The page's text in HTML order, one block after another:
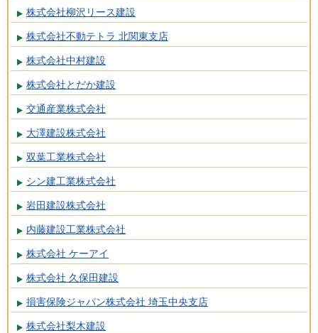
株式会社柳沢リース建設
株式会社不動テトラ 北関東支店
株式会社中村建設
株式会社とだか建設
交通産業株式会社
大澤建設株式会社
双葉工業株式会社
シン建工業株式会社
岩田建設株式会社
内藤建設工業株式会社
株式会社 ケーアイ
株式会社 久保田建設
損害保険ジャパン株式会社 埼玉中央支店
株式会社梨木建設